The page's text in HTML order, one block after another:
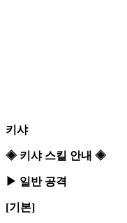
키샤
◈ 키샤 스킬 안내 ◈
▶ 일반 공격
[기본]